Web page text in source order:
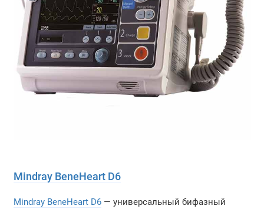
Mindray BeneHeart D6
Mindray BeneHeart D6— универсальный бифазный